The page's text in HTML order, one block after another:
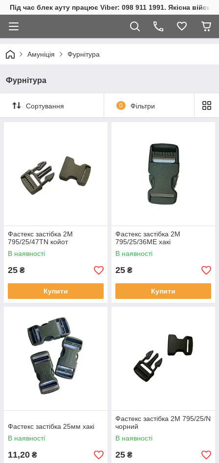
Під час блек ауту працює Viber: 098 911 1991. Якісна
Амуніція Фурнітура
Фурнітура
Сортування 0 Фільтри
Фастекс застібка 2М
795/25/47TN койот
В наявності
25 ₴
Купити
Фастекс застібка 2М
795/25/36ME хакі
В наявності
25 ₴
Купити
Фастекс застібка 25мм хакі
В наявності
11,20 ₴
Фастекс застібка 2М 795/25/N
чорний
В наявності
25 ₴